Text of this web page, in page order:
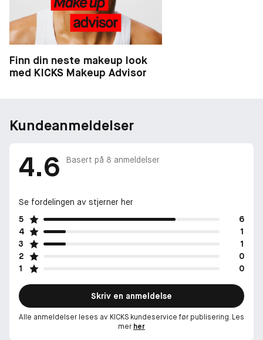
Finn din neste makeup look
med KICKS Makeup Advisor
Kundeanmeldelser
4.6 Basert på 8 anmeldelser
Se fordelingen av stjerner her
5
6
4
1
3
1
2
0
1
0
Skriv en anmeldelse
Alle anmeldelser leses av KICKS kundeservice før publisering. Les
mer her